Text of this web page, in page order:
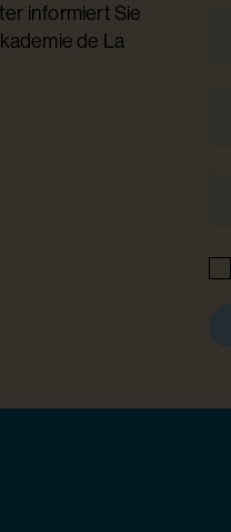
informiert Sie
de La